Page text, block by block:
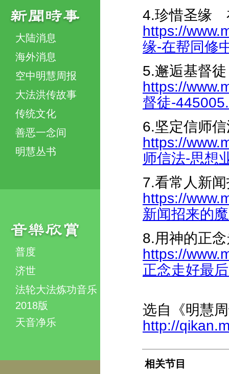
大陆消息
海外消息
空中明慧周报
大法洪传故事
传统文化
善恶一念间
明慧丛书
普度
济世
法轮大法炼功音乐
2018版
天音净乐
4.珍惜圣缘
https://
缘-在帮同修
5.邂逅基督徒
https://
督徒-
6.坚定信师
https://
师信法-思想
7.看常人新
https://
新闻招来的
8.用神的正
https://
正念走好最
选自《明慧
http://
相关节目